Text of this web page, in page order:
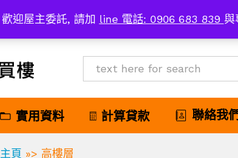
歡迎屋主委託, 請加 line 電話: 0906 683 839 與
All
實用資料 計算貸款 聯絡我
主頁 »> 高樓層